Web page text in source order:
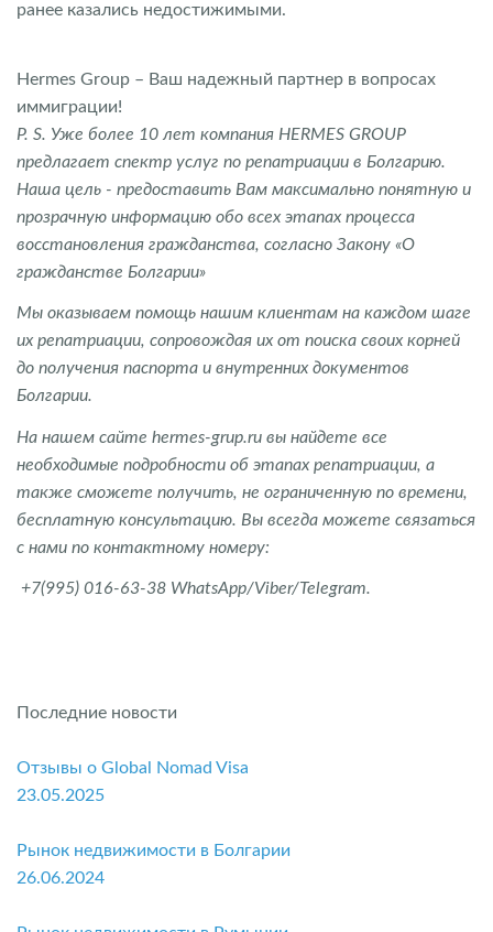
ранее казались недостижимыми.
Hermes Group – Ваш надежный партнер в вопросах
иммиграции!
P. S. Уже более 10 лет компания HERMES GROUP
предлагает спектр услуг по репатриации в Болгарию.
Наша цель - предоставить Вам максимально понятную и
прозрачную информацию обо всех этапах процесса
восстановления гражданства, согласно Закону «О
гражданстве Болгарии»
Мы оказываем помощь нашим клиентам на каждом шаге
их репатриации, сопровождая их от поиска своих корней
до получения паспорта и внутренних документов
Болгарии.
На нашем сайте hermes-grup.ru вы найдете все
необходимые подробности об этапах репатриации, а
также сможете получить, не ограниченную по времени,
бесплатную консультацию. Вы всегда можете связаться
с нами по контактному номеру:
+7(995) 016-63-38 WhatsApp/Viber/Telegram.
Последние новости
Отзывы о Global Nomad Visa
23.05.2025
Рынок недвижимости в Болгарии
26.06.2024